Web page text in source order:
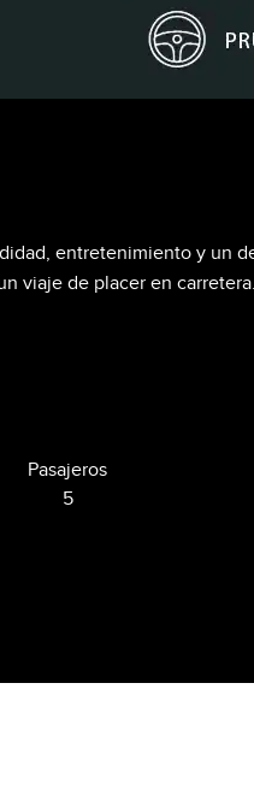
entretenimiento y un
viaje de placer en
Pasajeros
5